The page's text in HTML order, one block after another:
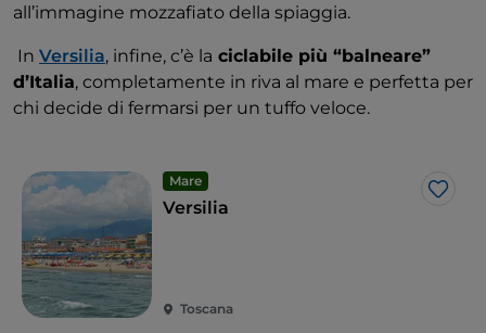
all’immagine mozzafiato della spiaggia.
In Versilia, infine, c’è la ciclabile più “balneare”
d’Italia, completamente in riva al mare e perfetta per
chi decide di fermarsi per un tuffo veloce.
Mare
Like
Versilia
Toscana